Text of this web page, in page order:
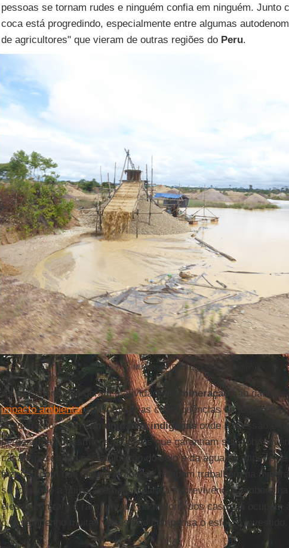
pessoas se tornam rudes e ninguém confia em ninguém. Junto
coca está progredindo, especialmente entre algumas
de agricultores" que vieram de outras regiões do Peru.
Mineração (Foto: Luis Miguel Modino)
As paisagens que geram a atividade de mineração
são
impacto ambientalcausam sérias consequências de todos os
encontramos comcomunidades indígenasonde a pressão é
perderam até mesmo os recursos que garantiam sua
caça e pesca e a contaminação do solo e da água os impede
fazendo com que alguns indígenas também trabalhem na
se tornando a única alternativa para a sobrevivência, embora
eles encontram é raro, porque na maioria dos casos já ocupam
o desempenho muitas vezes não compensa o esforço investido.